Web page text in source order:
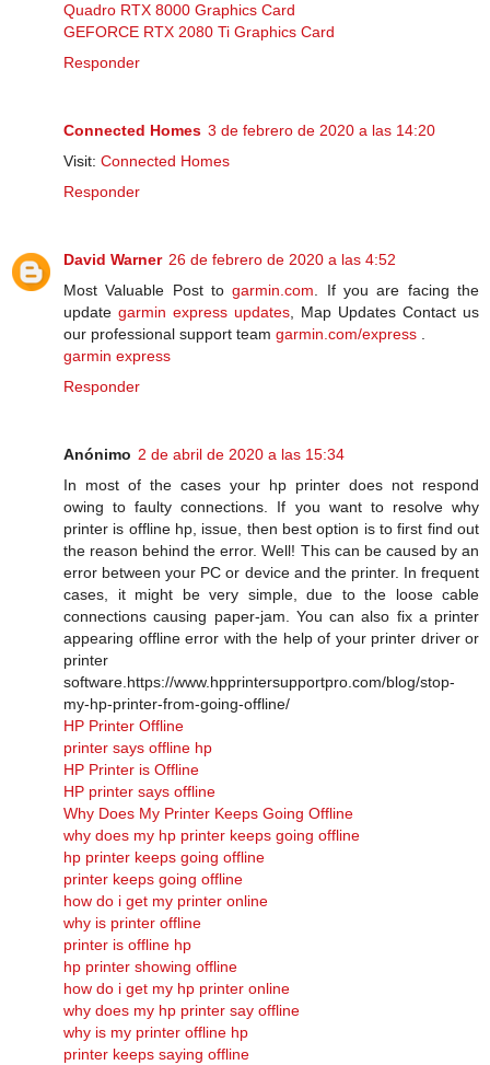
Quadro RTX 8000 Graphics Card
GEFORCE RTX 2080 Ti Graphics Card
Responder
Connected Homes 3 de febrero de 2020 a las 14:20
Visit: Connected Homes
Responder
David Warner 26 de febrero de 2020 a las 4:52
Most Valuable Post togarmin.com. If you are facing the
update garmin express updates, Map Updates Contact us
our professional support team garmin.com/express .
garmin express
Responder
Anónimo 2 de abril de 2020 a las 15:34
In most of the cases your hp printer does not respond
owing to faulty connections. If you want to resolve why
printer is offline hp, issue, then best option is to first find out
the reason behind the error. Well! This can be caused by an
error between your PC or device and the printer. In frequent
cases, it might be very simple, due to the loose cable
connections causing paper-jam. You can also fix a printer
appearing offline error with the help of your printer driver or
printer
software.https://www.hpprintersupportpro.com/blog/stop-
my-hp-printer-from-going-offline/
HP Printer Offline
printer says offline hp
HP Printer is Offline
HP printer says offline
Why Does My Printer Keeps Going Offline
why does my hp printer keeps going offline
hp printer keeps going offline
printer keeps going offline
how do i get my printer online
why is printer offline
printer is offline hp
hp printer showing offline
how do i get my hp printer online
why does my hp printer say offline
why is my printer offline hp
printer keeps saying offline